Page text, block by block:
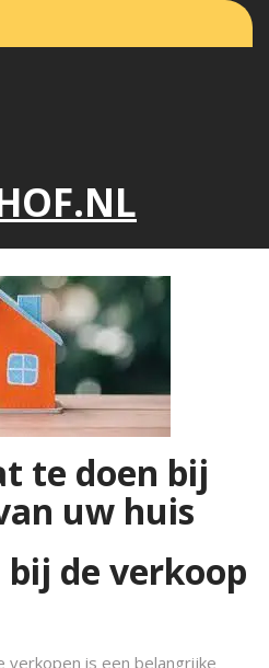
te doen bij
uw huis
de verkoop
verkopen is een belangrijke